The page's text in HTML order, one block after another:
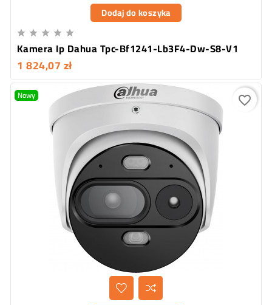
Dodaj do koszyka
    
Kamera Ip Dahua Tpc-Bf1241-Lb3F4-Dw-S8-V1
1 824,07 zł
Nowy favorite_border